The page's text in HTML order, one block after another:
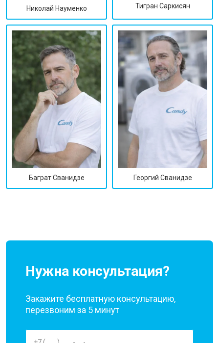
Николай Науменко Тигран Саркисян
Баграт Сванидзе Георгий Сванидзе
Нужна консультация?
Закажите бесплатную консультацию,
перезвоним за 5 минут